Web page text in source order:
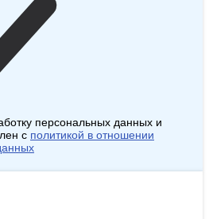
персональных данных и
с политикой в отношении